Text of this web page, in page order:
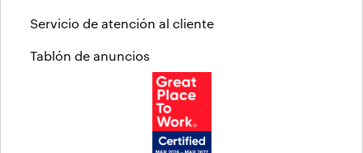
Servicio de atención al cliente
Tablón de anuncios